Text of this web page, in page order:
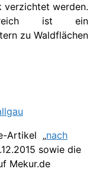
verzichtet werden.
ist ein
zu Waldflächen
Artikel „nach
sowie die
Mekur.de